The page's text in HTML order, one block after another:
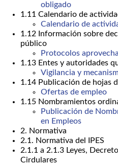
obligado
1.11 Calendario de
Calendario de
1.12 Información sobre
público
Protocolos
1.13 Entes y autoridades
Vigilancia y
1.14 Publicación de hojas
Ofertas de empleo
1.15 Nombramientos
Publicación de
en Empleos
2. Normativa
2.1. Normativa del IPES
2.1.1 a 2.1.3 Leyes,
Cirdulares